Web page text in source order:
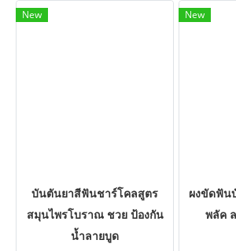
New
บันตันยาสีฟันชาร์โคลสูตร
สมุนไพรโบราณ ชวย ป้องกัน
น้ำลายบูด
New
ผงขัดฟัน
พลัค